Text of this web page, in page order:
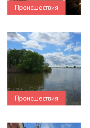
Происшествия
Происшествия